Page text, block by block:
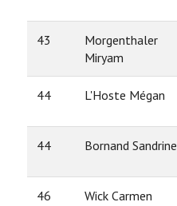
43
Morgenthaler
Miryam
44 L'Hoste Mégan
44 Bornand Sandrine
46 Wick Carmen